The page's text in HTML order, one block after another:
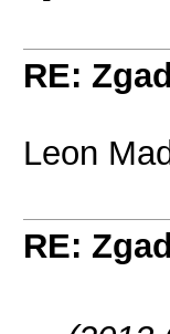
RE:
Leon
RE: